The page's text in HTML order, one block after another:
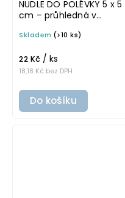
NUDLE DO POLÉVKY 5 x 5
cm – průhledná v
omyvatelná samolepka
Skladem (>10 ks)
18,18 Kč bez DPH
22 Kč / ks
Do košíku